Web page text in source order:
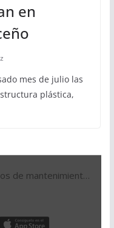
en
mes de julio las
plástica,